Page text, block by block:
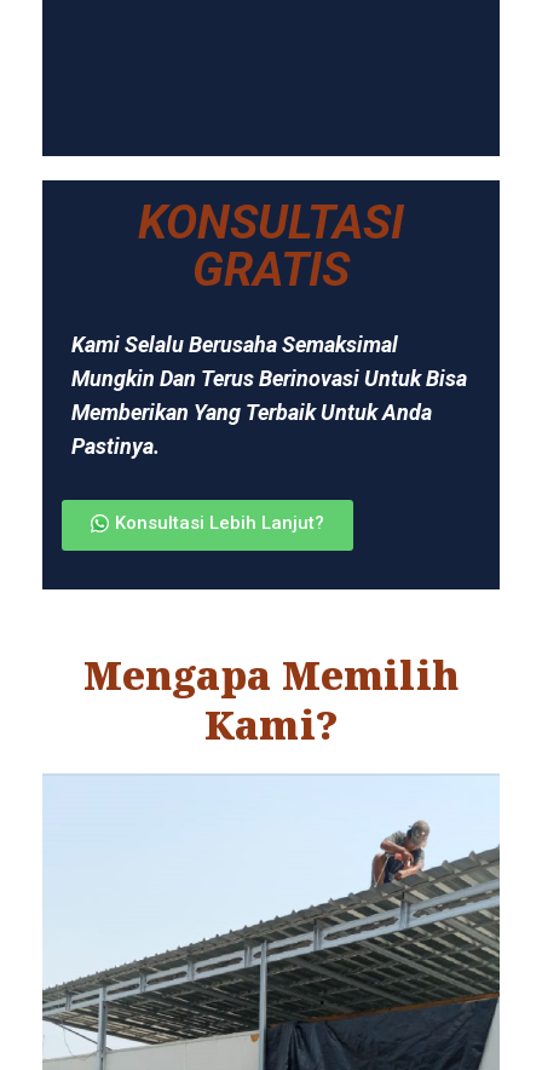
KONSULTASI
GRATIS
Kami Selalu Berusaha Semaksimal
Mungkin Dan Terus Berinovasi Untuk Bisa
Memberikan Yang Terbaik Untuk Anda
Pastinya.
Konsultasi Lebih Lanjut?
Mengapa Memilih
Kami?